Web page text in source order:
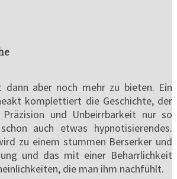
aber noch mehr zu bieten. Ein
komplettiert die Geschichte, der
und Unbeirrbarkeit nur so
auch etwas hypnotisierendes.
zu einem stummen Berserker und
und das mit einer Beharrlichkeit
die man ihm nachfühlt.